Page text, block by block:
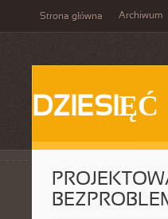
Strona główna Archiwum
DZIESIĘĆ